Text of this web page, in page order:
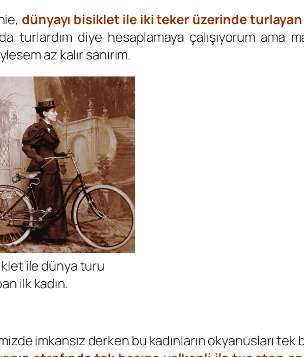
dünyayı bisiklet ile iki teker üzerinde
turlardım diye hesaplamaya çalışıyorum ama
az kalır sanırım.
ile dünya turu
ilk kadın.
imkansız derken bu kadınların okyanusları tek